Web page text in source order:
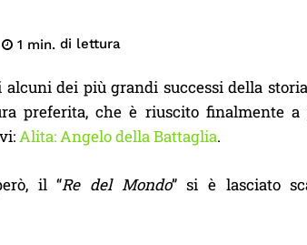
1 min. di lettura
dei più grandi successi della
preferita, che è riuscito finalmente
Alita: Angelo della Battaglia.
il “Re del Mondo” si è lasciato